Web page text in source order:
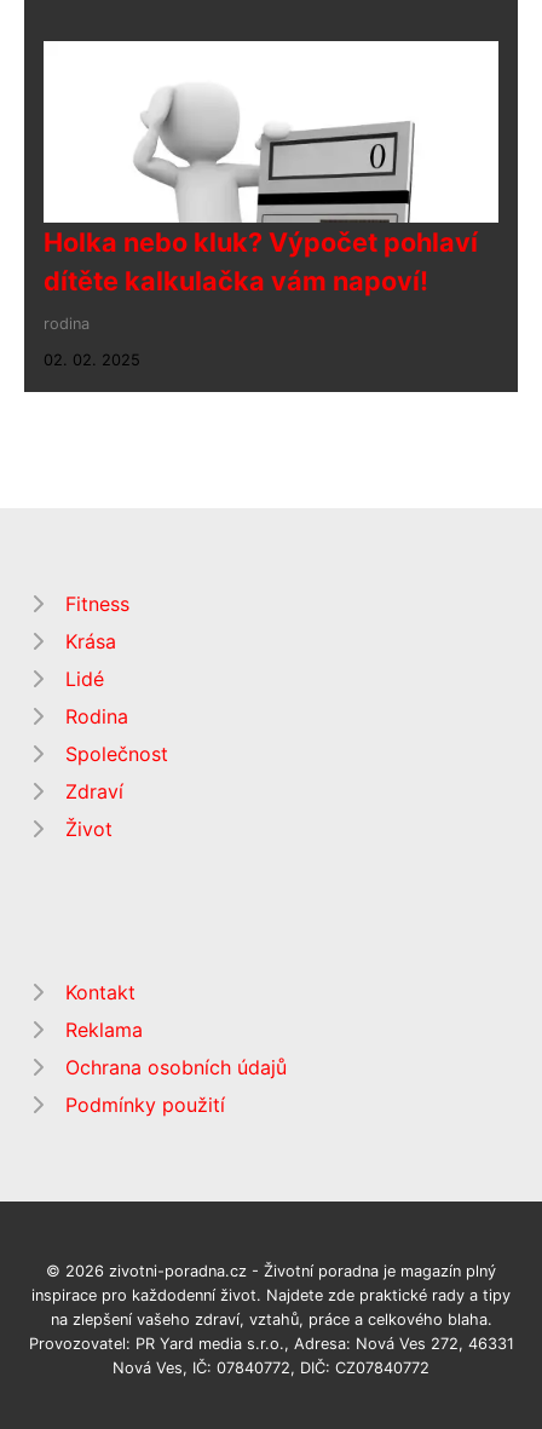
Holka nebo kluk? Výpočet pohlaví
dítěte kalkulačka vám napoví!
rodina
02. 02. 2025
Fitness
Krása
Lidé
Rodina
Společnost
Zdraví
Život
Kontakt
Reklama
Ochrana osobních údajů
Podmínky použití
© 2026 zivotni-poradna.cz - Životní poradna je magazín plný
inspirace pro každodenní život. Najdete zde praktické rady a tipy
na zlepšení vašeho zdraví, vztahů, práce a celkového blaha.
Provozovatel: PR Yard media s.r.o., Adresa: Nová Ves 272, 46331
Nová Ves, IČ: 07840772, DIČ: CZ07840772